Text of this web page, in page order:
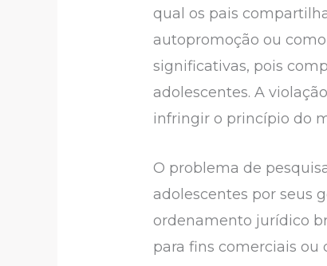
qual os pais
autopromoção ou
significativas, pois
adolescentes. A
infringir o princípio do
O problema de
adolescentes por seus
ordenamento jurídico
para fins comerciais